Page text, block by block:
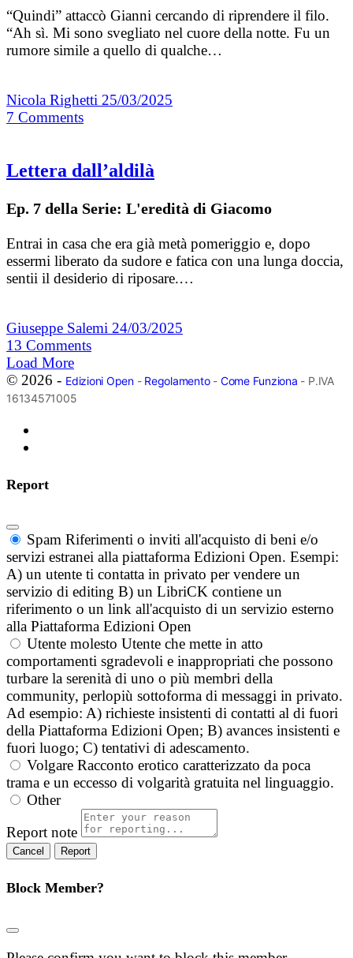
“Quindi” attaccò Gianni cercando di riprendere il filo.
“Ah sì. Mi sono svegliato nel cuore della notte. Fu un
rumore simile a quello di qualche…
Nicola Righetti 25/03/2025
7 Comments
Lettera dall’aldilà
Ep. 7 della Serie: L'eredità di Giacomo
Entrai in casa che era già metà pomeriggio e, dopo
essermi liberato da sudore e fatica con una lunga doccia,
sentii il desiderio di riposare.…
Giuseppe Salemi 24/03/2025
13 Comments
Load More
© 2026 - Edizioni Open- Regolamento- Come Funziona - P.IVA
16134571005
Report
Spam Riferimenti o inviti all'acquisto di beni e/o
servizi estranei alla piattaforma Edizioni Open. Esempi:
A) un utente ti contatta in privato per vendere un
servizio di editing B) un LibriCK contiene un
riferimento o un link all'acquisto di un servizio esterno
alla Piattaforma Edizioni Open
Utente molesto Utente che mette in atto
comportamenti sgradevoli e inappropriati che possono
turbare la serenità di uno o più membri della
community, perlopiù sottoforma di messaggi in privato.
Ad esempio: A) richieste insistenti di contatti al di fuori
della Piattaforma Edizioni Open; B) avances insistenti e
fuori luogo; C) tentativi di adescamento.
Volgare Racconto erotico caratterizzato da poca
trama e un eccesso di volgarità gratuita nel linguaggio.
Other
Report note
Report
Block Member?